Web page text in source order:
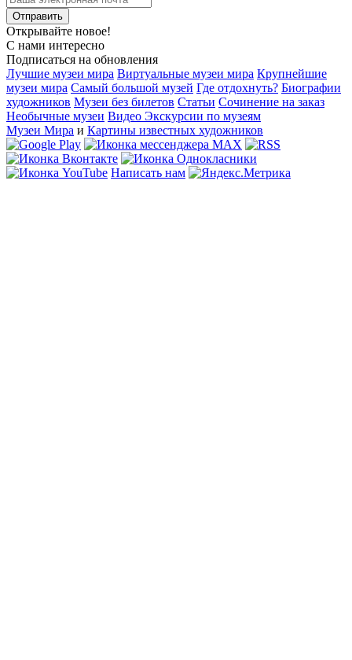
Открывайте новое!
С нами интересно
Подписаться на обновления
Лучшие музеи мира Виртуальные музеи мира Крупнейшие
музеи мира Самый большой музей Где отдохнуть? Биографии
художников Музеи без билетов Статьи Сочинение на заказ
Необычные музеи Видео Экскурсии по музеям
Музеи Мира и Картины известных художников
Написать нам